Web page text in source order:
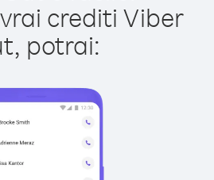
crediti Viber
potrai: